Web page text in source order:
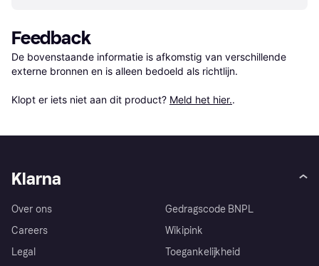
Feedback
De bovenstaande informatie is afkomstig van verschillende
externe bronnen en is alleen bedoeld als richtlijn.
Klopt er iets niet aan dit product? Meld het hier..
Klarna
Over ons
Careers
Legal
Gedragscode BNPL
Wikipink
Toegankelijkheid